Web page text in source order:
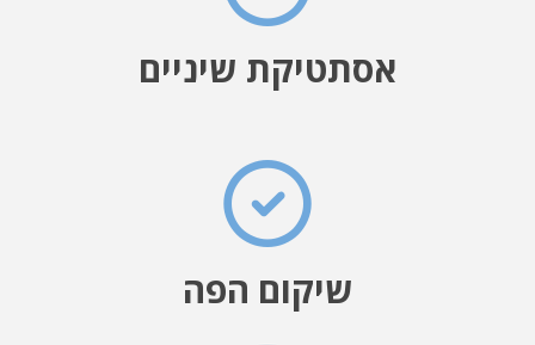
אסתטיקת שיניים
שיקום הפה